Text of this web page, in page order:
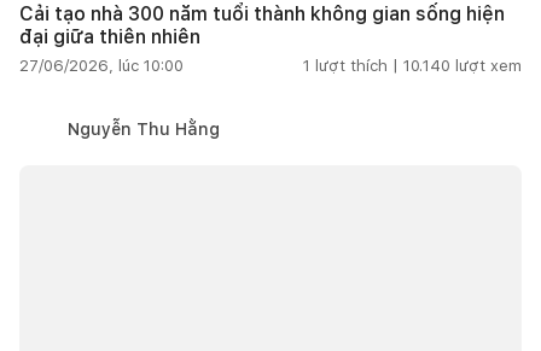
Cải tạo nhà 300 năm tuổi thành không gian sống hiện
đại giữa thiên nhiên
27/06/2026, lúc 10:00 1 lượt thích | 10.140 lượt xem
Nguyễn Thu Hằng